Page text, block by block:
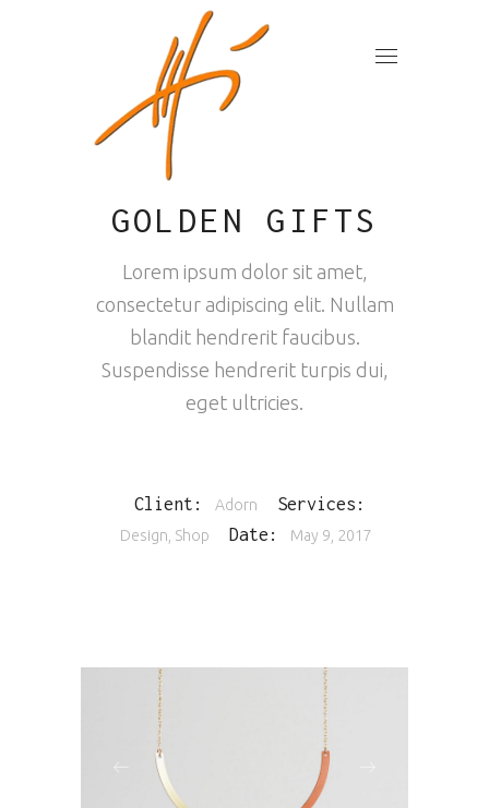
GOLDEN GIFTS
Lorem ipsum dolor sit amet,
consectetur adipiscing elit. Nullam
blandit hendrerit faucibus.
Suspendisse hendrerit turpis dui,
eget ultricies.
Client: Adorn Services:
Design, Shop Date: May 9, 2017